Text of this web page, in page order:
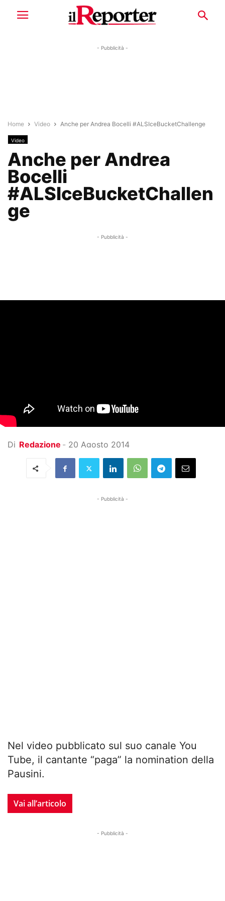
- Pubblicità -
Home Video Anche per Andrea Bocelli #ALSIceBucketChallenge
Video
Anche per Andrea
Bocelli
#ALSIceBucketChallen
ge
- Pubblicità -
Di Redazione - 20 Agosto 2014
- Pubblicità -
Nel video pubblicato sul suo canale You
Tube, il cantante “paga” la nomination della
Pausini.
Vai all’articolo
- Pubblicità -